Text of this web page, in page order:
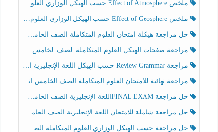
ملخص Effect of Atmosphere حسب الهيكل الوزاري العلوم المتكاملة الصف الخامس انسبير الفصل الثالث
ملخص Effect of Geosphere حسب الهيكل الوزاري العلوم المتكاملة الصف الخامس انسبير الفصل الثالث
حل مراجعة هيكلة امتحان العلوم المتكاملة الصف الخامس عام الفصل الثالث
مراجعة صفحات الهيكل العلوم المتكاملة الصف الخامس انسبير الفصل الثالث
مراجعة Review Grammar حسب الهيكل اللغة الإنجليزية الصف الخامس الفصل الثالث
مراجعة نهائية للامتحان العلوم المتكاملة الصف الخامس انسبير الفصل الثالث
حل مراجعة FINAL EXAMاللغة الإنجليزية الصف الخامس الفصل الثالث
حل مراجعة شاملة للامتحان اللغة الإنجليزية الصف الخامس الفصل الثالث
حل مراجعة حسب الهيكل الوزاري العلوم المتكاملة الصف الخامس عام الفصل الثالث